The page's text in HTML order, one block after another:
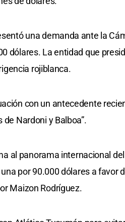
una demanda ante la
dólares. La entidad que
rojiblanca.
con un antecedente
Nardoni y Balboa”.
al panorama internacional
por 90.000 dólares a favor
Maizon Rodríguez.